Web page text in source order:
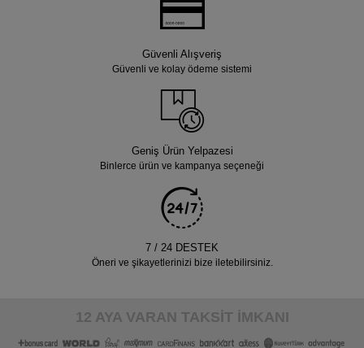
Güvenli Alışveriş
Güvenli ve kolay ödeme sistemi
Geniş Ürün Yelpazesi
Binlerce ürün ve kampanya seçeneği
7 / 24 DESTEK
Öneri ve şikayetlerinizi bize iletebilirsiniz.
12 AYA VARAN TAKSİT İMKANI